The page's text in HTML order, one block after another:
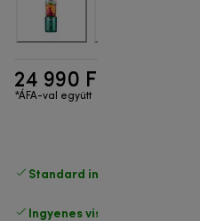
24 990 Ft
*ÁFA-val együtt
Standard ingyenes kiszállítás
Ingyenes visszaküldés